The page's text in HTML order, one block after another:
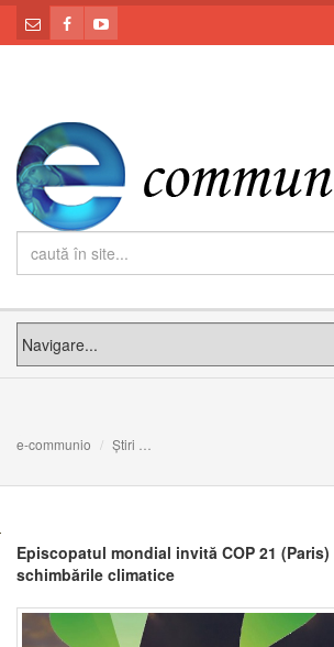
e-communio Știri
Episcopatul mondial invită COP 21
schimbările climatice